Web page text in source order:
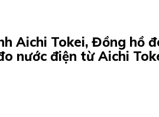
Aichi Tokei, Đồng hồ
nước điện từ Aichi